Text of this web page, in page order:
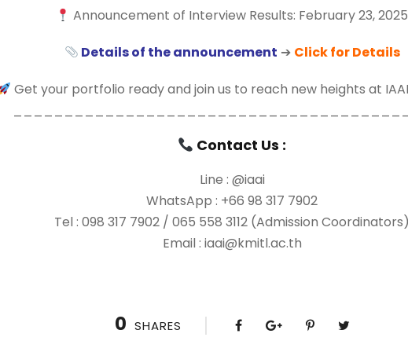
Announcement of Interview Results: February 23, 2025
Details of the announcement ➔ Click for Details
Get your portfolio ready and join us to reach new heights at
Contact Us :
Line : @iaai
WhatsApp : +66 98 317 7902
Tel : 098 317 7902 / 065 558 3112 (Admission Coordinators)
Email : iaai@kmitl.ac.th
0 SHARES